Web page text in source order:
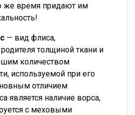
же время придают им
— вид флиса,
толщиной ткани и
количеством
используемой при его
отличием
является наличие ворса,
с меховыми